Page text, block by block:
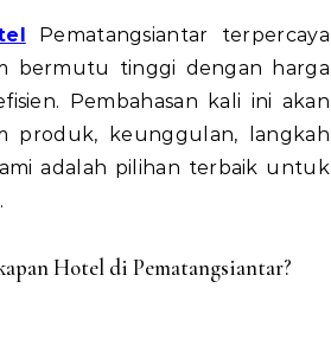
Pematangsiantar terpercaya
bermutu tinggi dengan harga
Pembahasan kali ini akan
produk, keunggulan, langkah
adalah pilihan terbaik untuk
Hotel di Pematangsiantar?